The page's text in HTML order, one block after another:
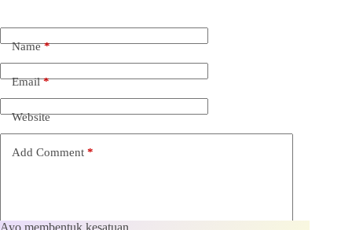
Name*
Email*
Website
Add Comment *
Ayo membentuk kesatuan